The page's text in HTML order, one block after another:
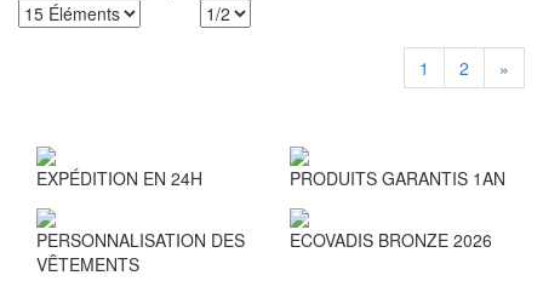
1 2 »
EXPÉDITION EN 24H PRODUITS GARANTIS 1AN
PERSONNALISATION DES
VÊTEMENTS
ECOVADIS BRONZE 2026